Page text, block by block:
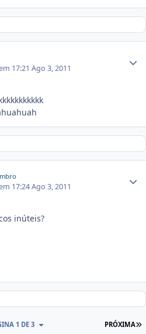
17:21Ago 3, 2011
17:24Ago 3, 2011
inúteis?
PRÓXIMA
1 DE 3